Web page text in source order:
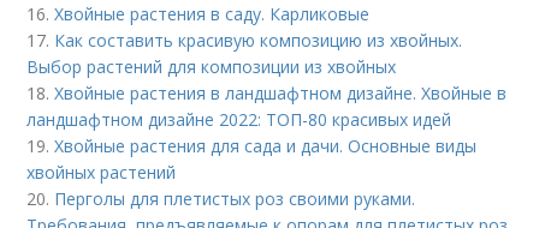
16.Хвойные растения в саду. Карликовые
17. Как составить красивую композицию из хвойных.
Выбор растений для композиции из хвойных
18.Хвойные растения в ландшафтном дизайне. Хвойные в
ландшафтном дизайне 2022: ТОП-80 красивых идей
19.Хвойные растения для сада и дачи. Основные виды
хвойных растений
20. Перголы для плетистых роз своими руками.